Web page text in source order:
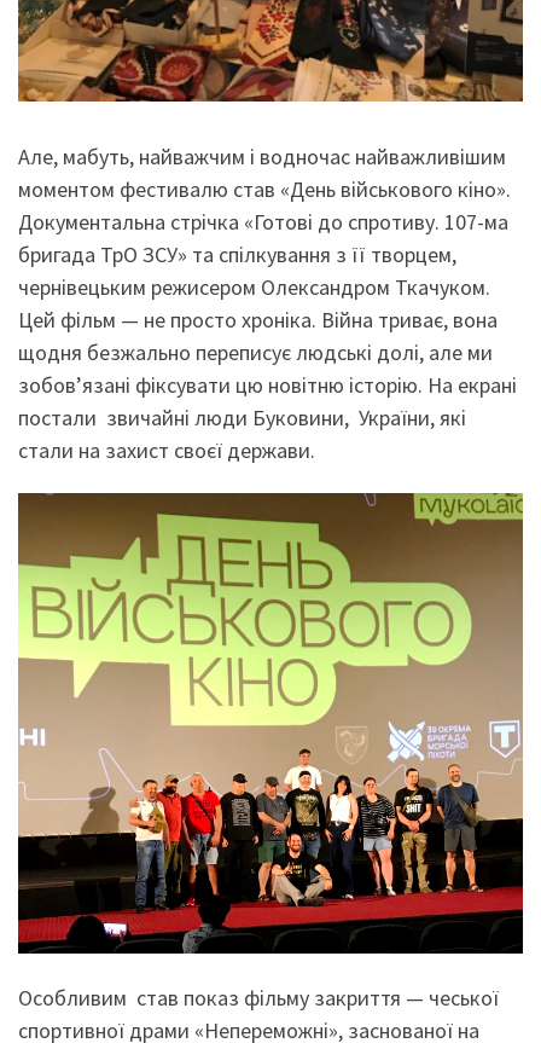
Але, мабуть, найважчим і водночас найважливішим
моментом фестивалю став «День військового кіно».
Документальна стрічка «Готові до спротиву. 107-ма
бригада ТрО ЗСУ» та спілкування з її творцем,
чернівецьким режисером Олександром Ткачуком.
Цей фільм — не просто хроніка. Війна триває, вона
щодня безжально переписує людські долі, але ми
зобов’язані фіксувати цю новітню історію. На екрані
постали звичайні люди Буковини, України, які
стали на захист своєї держави.
Особливим став показ фільму закриття — чеської
спортивної драми «Непереможні», заснованої на